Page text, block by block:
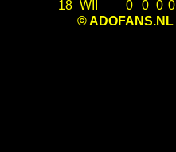
18 WII 0 0 0 0
© ADOFANS.NL